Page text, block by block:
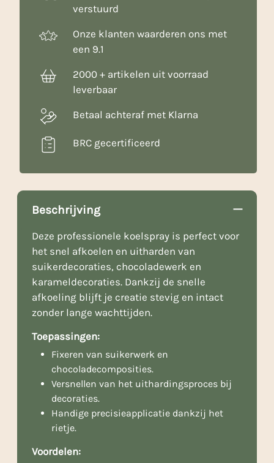
verstuurd
Onze klanten waarderen ons met
een 9.1
2000 + artikelen uit voorraad
leverbaar
Betaal achteraf met Klarna
BRC gecertificeerd
Beschrijving
Deze professionele koelspray is perfect voor
het snel afkoelen en uitharden van
suikerdecoraties, chocoladewerk en
karameldecoraties. Dankzij de snelle
afkoeling blijft je creatie stevig en intact
zonder lange wachttijden.
Toepassingen:
Fixeren van suikerwerk en
chocoladecomposities.
Versnellen van het uithardingsproces bij
decoraties.
Handige precisieapplicatie dankzij het
rietje.
Voordelen: